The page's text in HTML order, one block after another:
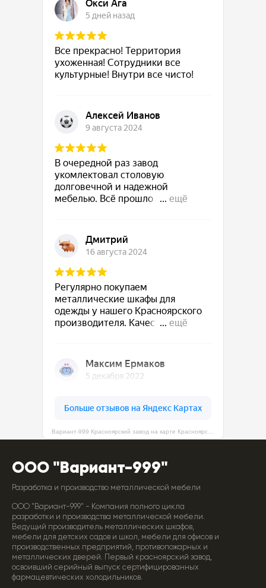
ООО "Вариант-999"
Разработка и производство металлической мебели
ООО "Вариант-999" - Компания полного цикла
разработки и производства металлической мебели.
Ведущий производитель металлических шкафов,
мебели для детских садов и школ, мебели для офисов и
производственных предприятий, противопожарных и
металлических дверей. Первый красноярский завод,
освоивший серийный выпуск сертифицированных
фармацевтических холодильников.